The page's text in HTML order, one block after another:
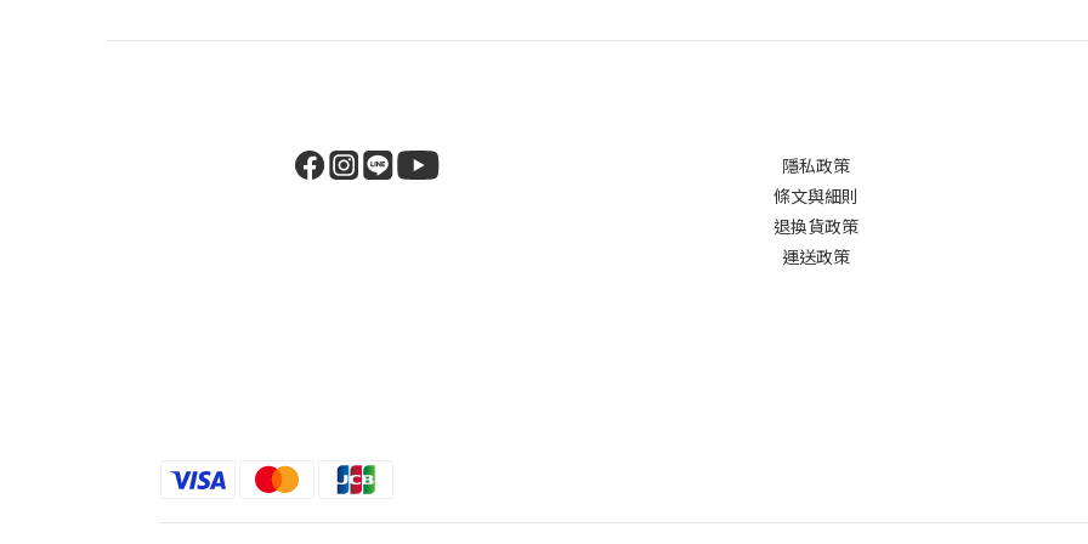
隱私政策
條文與細則
退換貨政策
運送政策